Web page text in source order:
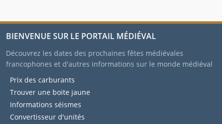
BIENVENUE SUR LE PORTAIL MÉDIÉVAL
Découvrez les dates des prochaines fêtes médiévales
francophones et d'autres informations sur le monde médiéval
Prix des carburants
Trouver une boite jaune
Informations séismes
Convertisseur d'unités